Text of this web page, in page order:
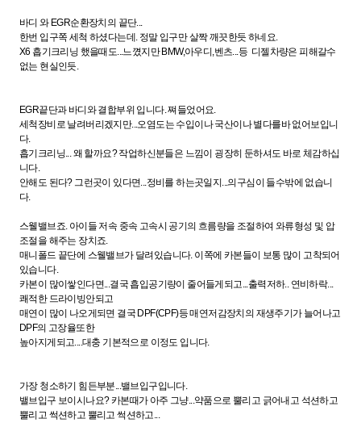
바디 와 EGR순환장치의 끝단...
한번 입구쪽 세척 하셨다는데. 정말 입구만 살짝 깨끗한듯 하네요.
X6 흡기크리닝 했을때도...느꼈지만 BMW,아우디,벤츠...등 디젤차량은 피해갈수
없는 현실인듯.
EGR끝단과 바디와 결합부위 입니다. 쪄들었어요.
세척장비로 날려버리겠지만...오염도는 수입이나 국산이나 별다를바 없어보입니
다.
흡기크리닝... 왜 할까요? 작업하신분들은 느낌이 굉장히 둔하셔도 바로 체감하십
니다.
안해도 된다? 그런곳이 있다면...정비를 하는곳일지...의구심이 들수밖에 없습니
다.
스웰밸브죠. 아이들 저속 중속 고속시 공기의 흐름량을 조절하여 와류형성 및 압
조절을 해주는 장치죠.
매니폴드 끝단에 스웰밸브가 달려있습니다. 이쪽에 카본들이 보통 많이 고착되어
있습니다.
카본이 많이쌓인다면...결국 흡입공기량이 줄어들게되고...출력저하.. 연비하락...
쾌적한 드라이빙안되고
매연이 많이 나오게되면 결국 DPF(CPF)등 매연저감장치의 재생주기가 늘어나고
DPF의 고장율또한
높아지게되고....대충 기본적으로 이정도 입니다.
가장 청소하기 힘든부분...밸브입구입니다.
밸브입구 보이시나요? 카본때가 아주 그냥...약품으로 뿔리고 긁어내고 석션하고
뿔리고 썩션하고 뿔리고 썩션하고...